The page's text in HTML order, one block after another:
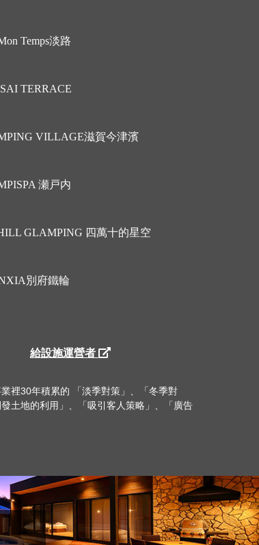
Temps淡路
TERRACE
VILLAGE滋賀今津濱
瀬戸内
GLAMPING 四萬十的星空
別府鐵輪
給設施運營者
裡30年積累的 「淡季對策」、「冬季對
土地的利用」、「吸引客人策略」、「廣告